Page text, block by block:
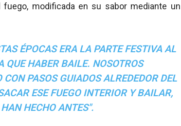
modificada en su sabor mediante un
ÉPOCAS ERA LA PARTE FESTIVA AL
QUE HABER BAILE. NOSOTROS
PASOS GUIADOS ALREDEDOR DEL
ESE FUEGO INTERIOR Y BAILAR,
HECHO ANTES".